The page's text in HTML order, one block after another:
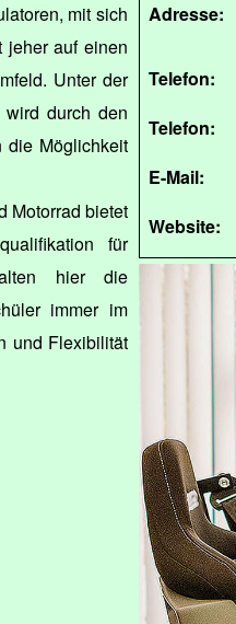
Adresse:
Telefon:
Telefon:
E-Mail:
Website:
mit sich
jeher auf einen
Unter der
durch den
die Möglichkeit
Motorrad bietet
für
hier die
immer im
und Flexibilität